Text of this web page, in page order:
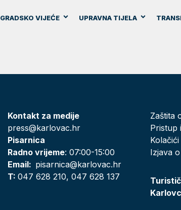
GRADSKO VIJEĆE UPRAVNA TIJELA
Kontakt za medije
press@karlovac.hr
Pisarnica
Radno vrijeme: 07:00-15:00
Email: pisarnica@karlovac.hr
T:047 628 210, 047 628 137
Zaštita
Pristup
Kolačići
Izjava